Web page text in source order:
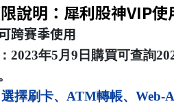
說明：犀利股神VIP
跨賽季使用
2023年5月9日購買可查詢
選擇刷卡、ATM轉帳、Web-